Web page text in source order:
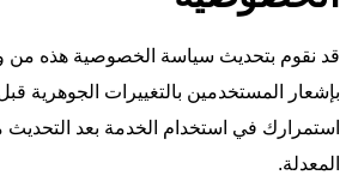
قد نقوم بتحديث سياسة الخصوصية هذه من
بإشعار المستخدمين بالتغييرات الجوهرية
استمرارك في استخدام الخدمة بعد
المعدلة.